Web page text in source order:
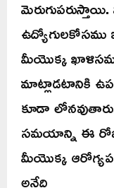
ఉద్యోగులకోసము
మీయొక్క
మాట్లాడటానికి
కూడా
సమయాన్ని ఈ
మీయొక్క
అనేది